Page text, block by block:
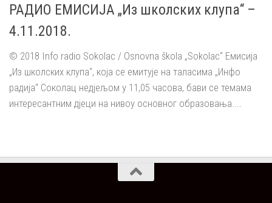
РАДИО ЕМИСИЈА „Из школских клупа“ –
4.11.2018.
© 2018 Info radio Sokolac / Osnovna škola „Sokolac“ Емисија
„Из школских клупа“, која се емитује на таласима „Инфо
радија“ Соколац недјељом у 11,05 часова, бави се темама
интересантним дјеци на нивоу основног образовања....